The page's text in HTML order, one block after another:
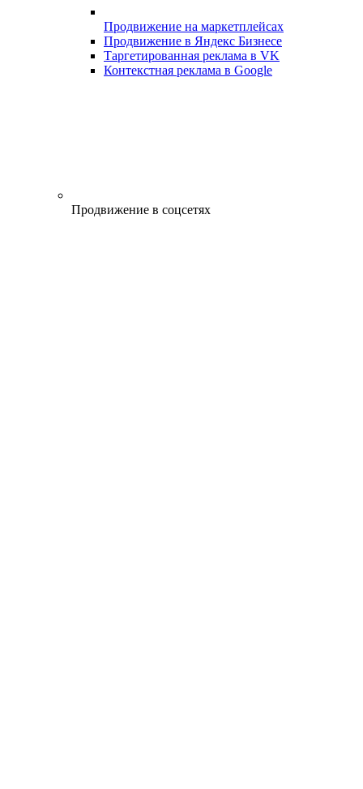
Продвижение на маркетплейсах
Продвижение в Яндекс Бизнесе
Таргетированная реклама в VK
Контекстная реклама в Google
Продвижение в соцсетях